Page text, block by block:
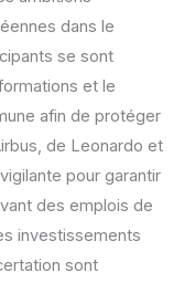
dans le
se sont
et le
afin de protéger
de Leonardo et
pour garantir
des emplois de
investissements
sont